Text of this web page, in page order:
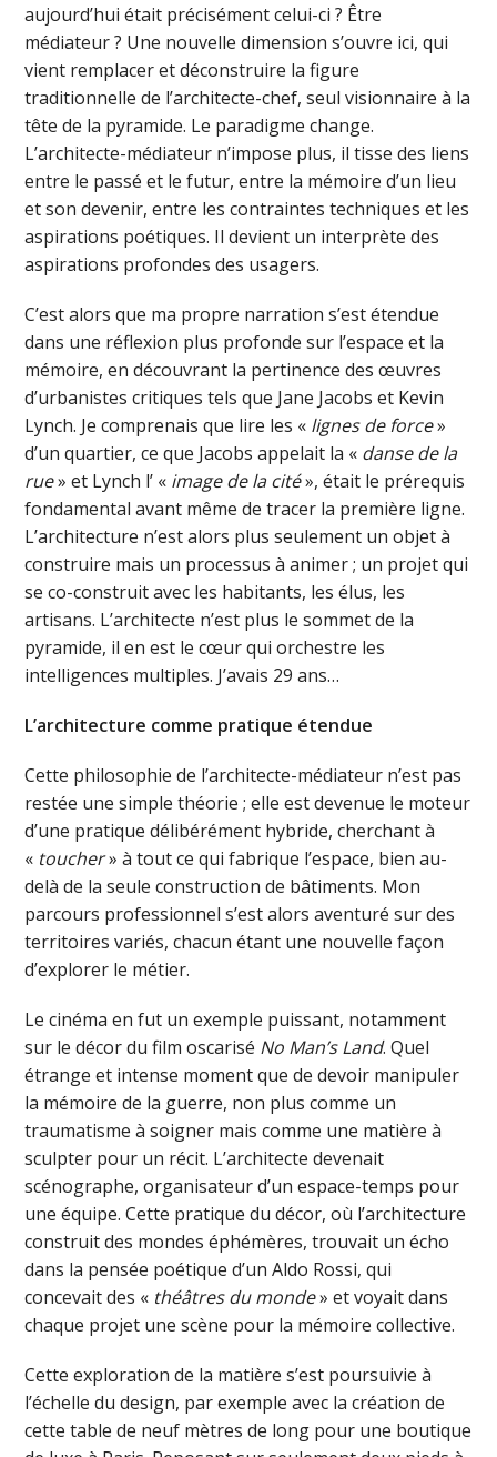
aujourd’hui était précisément celui-ci ? Être
médiateur ? Une nouvelle dimension s’ouvre ici, qui
vient remplacer et déconstruire la figure
traditionnelle de l’architecte-chef, seul visionnaire à la
tête de la pyramide. Le paradigme change.
L’architecte-médiateur n’impose plus, il tisse des liens
entre le passé et le futur, entre la mémoire d’un lieu
et son devenir, entre les contraintes techniques et les
aspirations poétiques. Il devient un interprète des
aspirations profondes des usagers.
C’est alors que ma propre narration s’est étendue
dans une réflexion plus profonde sur l’espace et la
mémoire, en découvrant la pertinence des œuvres
d’urbanistes critiques tels que Jane Jacobs et Kevin
Lynch. Je comprenais que lire les « lignes de force»
d’un quartier, ce que Jacobs appelait la « danse de la
rue» et Lynch l’ « image de la cité», était le prérequis
fondamental avant même de tracer la première ligne.
L’architecture n’est alors plus seulement un objet à
construire mais un processus à animer ; un projet qui
se co-construit avec les habitants, les élus, les
artisans. L’architecte n’est plus le sommet de la
pyramide, il en est le cœur qui orchestre les
intelligences multiples. J’avais 29 ans…
L’architecture comme pratique étendue
Cette philosophie de l’architecte-médiateur n’est pas
restée une simple théorie ; elle est devenue le moteur
d’une pratique délibérément hybride, cherchant à
« toucher» à tout ce qui fabrique l’espace, bien au-
delà de la seule construction de bâtiments. Mon
parcours professionnel s’est alors aventuré sur des
territoires variés, chacun étant une nouvelle façon
d’explorer le métier.
Le cinéma en fut un exemple puissant, notamment
sur le décor du film oscarisé No Man’s Land. Quel
étrange et intense moment que de devoir manipuler
la mémoire de la guerre, non plus comme un
traumatisme à soigner mais comme une matière à
sculpter pour un récit. L’architecte devenait
scénographe, organisateur d’un espace-temps pour
une équipe. Cette pratique du décor, où l’architecture
construit des mondes éphémères, trouvait un écho
dans la pensée poétique d’un Aldo Rossi, qui
concevait des « théâtres du monde» et voyait dans
chaque projet une scène pour la mémoire collective.
Cette exploration de la matière s’est poursuivie à
l’échelle du design, par exemple avec la création de
cette table de neuf mètres de long pour une boutique